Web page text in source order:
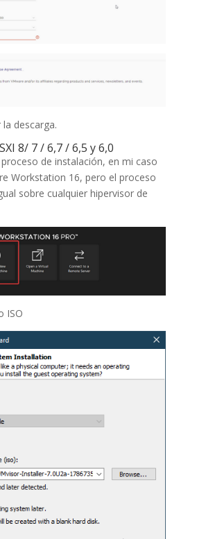
descarga.
8/ 7 / 6,7 / 6,5 y 6,0
de instalación, en mi caso
Workstation 16, pero el proceso
sobre cualquier hipervisor de
ISO